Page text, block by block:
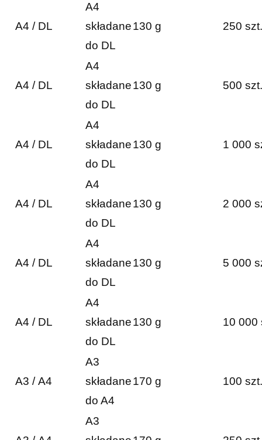
A4 / DL
A4
składane
do DL
130 g 250 szt.
A4 / DL
A4
składane
do DL
130 g 500 szt.
A4 / DL
A4
składane
do DL
130 g 1 000
A4 / DL
A4
składane
do DL
130 g 2 000
A4 / DL
A4
składane
do DL
130 g 5 000
A4 / DL
A4
składane
do DL
130 g 10 000
A3 / A4
A3
składane
do A4
170 g 100 szt.
A3